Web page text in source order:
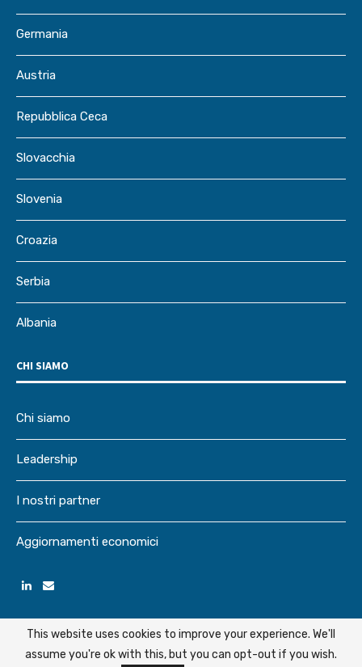
Germania
Austria
Repubblica Ceca
Slovacchia
Slovenia
Croazia
Serbia
Albania
CHI SIAMO
Chi siamo
Leadership
I nostri partner
Aggiornamenti economici
This website uses cookies to improve your experience. We'll
assume you're ok with this, but you can opt-out if you wish.